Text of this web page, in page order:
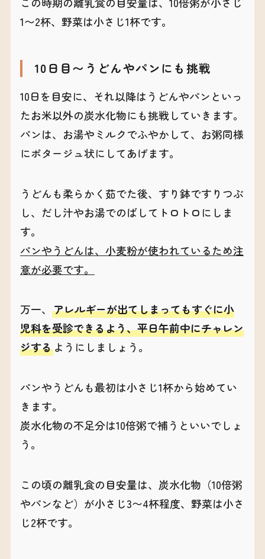
1〜2杯、野菜は小さじ1杯です。
10日目〜うどんやパンにも挑戦
10日を目安に、それ以降はうどんやパンといっ
たお米以外の炭水化物にも挑戦していきます。
パンは、お湯やミルクでふやかして、お粥同様
にポタージュ状にしてあげます。
うどんも柔らかく茹でた後、すり鉢ですりつぶ
し、だし汁やお湯でのばしてトロトロにしま
す。
パンやうどんは、小麦粉が使われているため注
意が必要です。
万一、アレルギーが出てしまってもすぐに小
児科を受診できるよう、平日午前中にチャレン
ジするようにしましょう。
パンやうどんも最初は小さじ1杯から始めてい
きます。
炭水化物の不足分は10倍粥で補うといいでしょ
う。
この頃の離乳食の目安量は、炭水化物（10倍粥
やパンなど）が小さじ3〜4杯程度、野菜は小さ
じ2杯です。